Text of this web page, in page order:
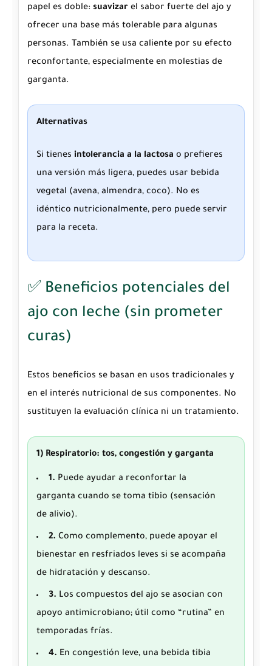
papel es doble: suavizar el sabor fuerte del ajo y
ofrecer una base más tolerable para algunas
personas. También se usa caliente por su efecto
reconfortante, especialmente en molestias de
garganta.
Alternativas
Si tienes intolerancia a la lactosa o prefieres
una versión más ligera, puedes usar bebida
vegetal (avena, almendra, coco). No es
idéntico nutricionalmente, pero puede servir
para la receta.
✅ Beneficios potenciales del
ajo con leche (sin prometer
curas)
Estos beneficios se basan en usos tradicionales y
en el interés nutricional de sus componentes. No
sustituyen la evaluación clínica ni un tratamiento.
1) Respiratorio: tos, congestión y garganta
1. Puede ayudar a reconfortar la
garganta cuando se toma tibio (sensación
de alivio).
2. Como complemento, puede apoyar el
bienestar en resfriados leves si se acompaña
de hidratación y descanso.
3. Los compuestos del ajo se asocian con
apoyo antimicrobiano; útil como “rutina” en
temporadas frías.
4. En congestión leve, una bebida tibia